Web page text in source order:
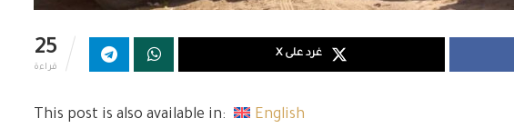
25
قراءة
غرد على X
This post is also available in: English